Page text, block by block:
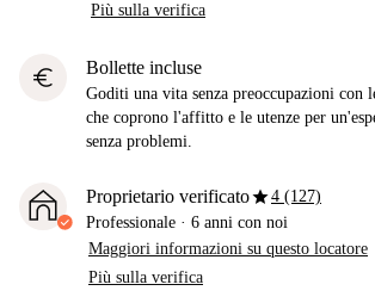
Più sulla verifica
euro Bollette incluse
Goditi una vita senza preoccupazioni con
che coprono l'affitto e le utenze per
senza problemi.
Proprietario verificatostar4 (127)
Professionale · 6 anni con noi
Maggiori informazioni su questo locatore
Più sulla verifica